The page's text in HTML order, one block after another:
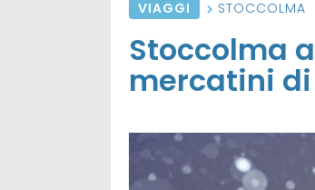
VIAGGI STOCCOLMA
Stoccolma
mercatini di